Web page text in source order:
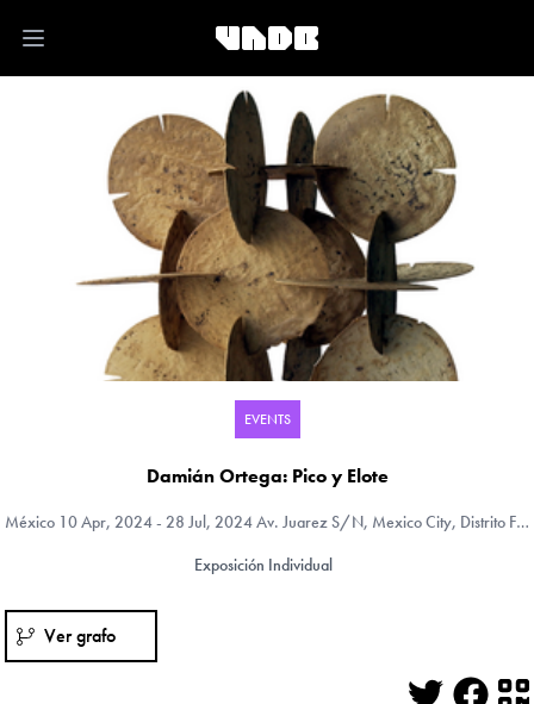
Open main menu
EVENTS
Damián Ortega: Pico y Elote
México 10 Apr, 2024 - 28 Jul, 2024 Av. Juarez S/N, Mexico City, Distrito Federal, México
Exposición Individual
Ver grafo